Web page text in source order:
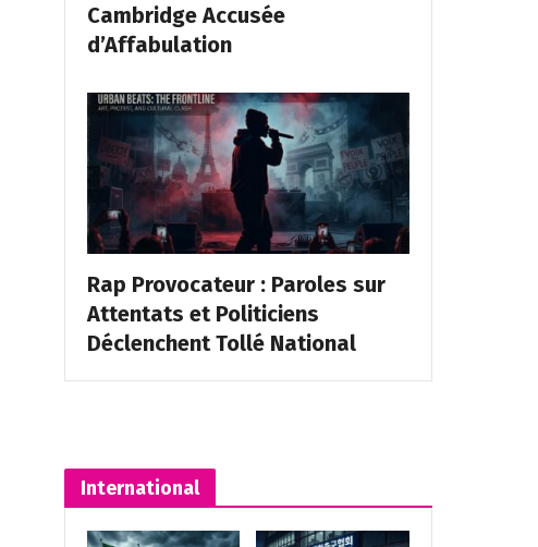
Cambridge Accusée
d’Affabulation
Rap Provocateur : Paroles sur
Attentats et Politiciens
Déclenchent Tollé National
International